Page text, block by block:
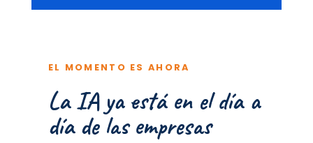
EL MOMENTO ES AHORA
La IA ya está en el día a
día de las empresas